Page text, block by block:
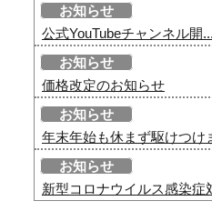
お知らせ
公式YouTubeチャンネル開...
お知らせ
価格改定のお知らせ
お知らせ
年末年始も休まず駆けつけ
お知らせ
新型コロナウイルス感染症